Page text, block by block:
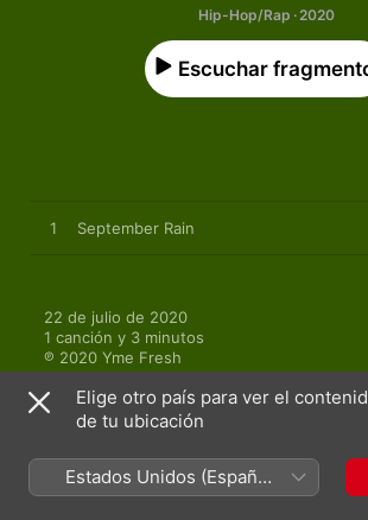
Hip-Hop/Rap · 2020
Escuchar
1 September Rain
22 de julio de 2020
1 canción y 3 minutos
℗ 2020 Yme Fresh
Más de Yme Fresh
Elige otro país para ver el
de tu ubicación
Estados Unidos (Español
México)